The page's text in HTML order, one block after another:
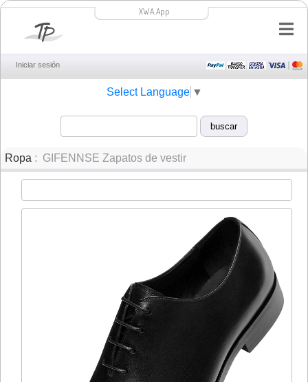
XWA.App
Iniciar sesión
Select Language ▼
Ropa : GIFENNSE Zapatos de vestir